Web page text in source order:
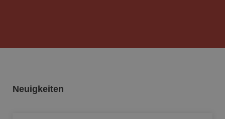
Neuigkeiten